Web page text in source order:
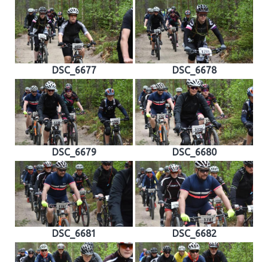
DSC_6677 DSC_6678
DSC_6679 DSC_6680
DSC_6681 DSC_6682